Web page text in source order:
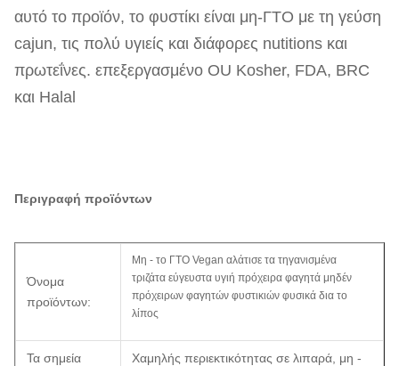
αυτό το προϊόν, το φυστίκι είναι μη-ΓΤΟ με τη γεύση
cajun, τις πολύ υγιείς και διάφορες nutitions και
πρωτεΐνες. επεξεργασμένο OU Kosher, FDA, BRC
και Halal
Περιγραφή προϊόντων
Όνομα
προϊόντων:
Μη - το ΓΤΟ Vegan αλάτισε τα τηγανισμένα
τριζάτα εύγευστα υγιή πρόχειρα φαγητά μηδέν
πρόχειρων φαγητών φυστικιών φυσικά δια το
λίπος
Τα σημεία
Χαμηλής περιεκτικότητας σε λιπαρά, μη -